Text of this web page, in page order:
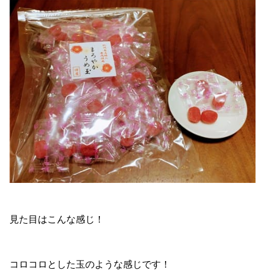
見た目はこんな感じ！
コロコロとした玉のような感じです！